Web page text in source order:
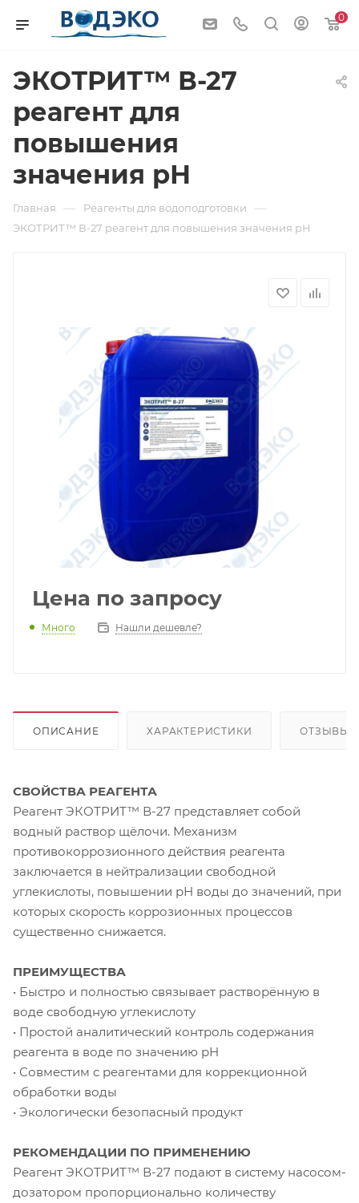
0
ЭКОТРИТ™ В-27
реагент для
повышения
значения рН
Главная — Реагенты для водоподготовки —
ЭКОТРИТ™ В-27 реагент для повышения значения рН
Цена по запросу
Много Нашли дешевле?
ОПИСАНИЕ ХАРАКТЕРИСТИКИ ОТЗЫВЫ
СВОЙСТВА РЕАГЕНТА
Реагент ЭКОТРИТ™ В-27 представляет собой
водный раствор щёлочи. Механизм
противокоррозионного действия реагента
заключается в нейтрализации свободной
углекислоты, повышении рН воды до значений, при
которых скорость коррозионных процессов
существенно снижается.
ПРЕИМУЩЕСТВА
• Быстро и полностью связывает растворённую в
воде свободную углекислоту
• Простой аналитический контроль содержания
реагента в воде по значению рН
• Совместим с реагентами для коррекционной
обработки воды
• Экологически безопасный продукт
РЕКОМЕНДАЦИИ ПО ПРИМЕНЕНИЮ
Реагент ЭКОТРИТ™ В-27 подают в систему насосом-
дозатором пропорционально количеству